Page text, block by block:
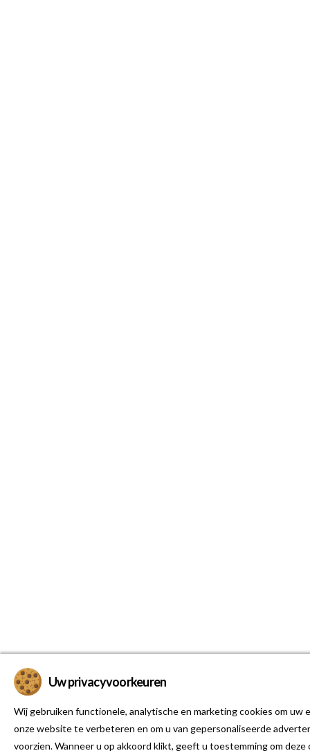
Uw privacyvoorkeuren
Wij gebruiken functionele, analytische en marketing cookies om uw
onze website te verbeteren en om u van gepersonaliseerde
voorzien. Wanneer u op akkoord klikt, geeft u toestemming om deze